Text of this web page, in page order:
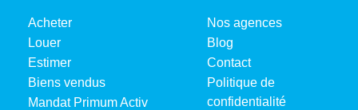
Acheter
Louer
Estimer
Biens vendus
Mandat Primum Activ
Nos agences
Blog
Contact
Politique de
confidentialité